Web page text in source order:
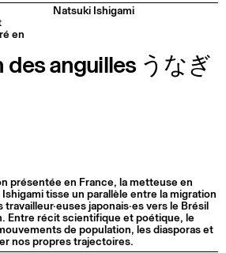
en
Natsuki Ishigami
des anguilles うなぎ
présentée en France, la metteuse en
tisse un parallèle entre la migration
japonais·es vers le Brésil
Entre récit scientifique et poétique, le
de population, les diasporas et
nos propres trajectoires.